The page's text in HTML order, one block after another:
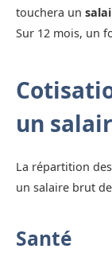
touchera un
Sur 12 mois, un
un
La répartition
un salaire brut
Santé